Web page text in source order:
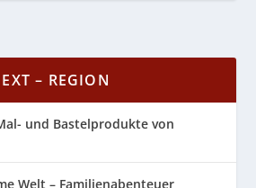
– REGION
und Bastelprodukte von
Welt – Familienabenteuer